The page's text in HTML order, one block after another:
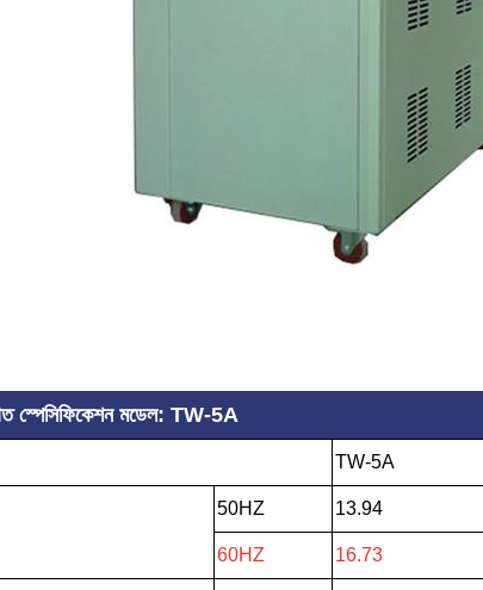
স্পেসিফিকেশন মডেল: TW-5A
TW-5A
50HZ 13.94
60HZ 16.73